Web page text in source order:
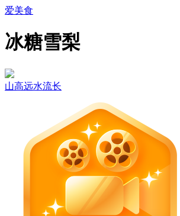
爱美食
冰糖雪梨
山高远水流长